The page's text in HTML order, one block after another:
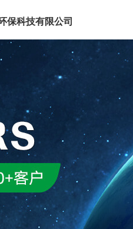
保科技有限公司